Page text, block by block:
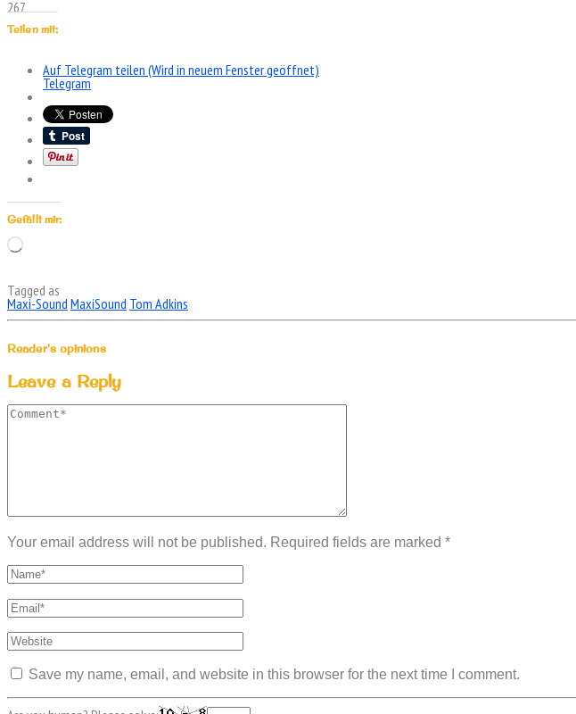
267
Teilen mit:
Auf Telegram teilen (Wird in neuem Fenster geöffnet)
Telegram
Gefällt mir:
geladen …
Tagged as
Maxi-Sound MaxiSound Tom Adkins
Reader's opinions
Leave a Reply
Your email address will not be published. Required fields are marked *
Save my name, email, and website in this browser for the next time I comment.